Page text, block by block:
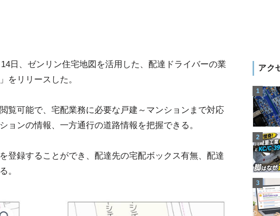
日、ゼンリン住宅地図を活用した、配達ドライバーの業
をリリースした。
覧可能で、宅配業務に必要な戸建～マンションまで対応
ョンの情報、一方通行の道路情報を把握できる。
登録することができ、配達先の宅配ボックス有無、配達
。
アク